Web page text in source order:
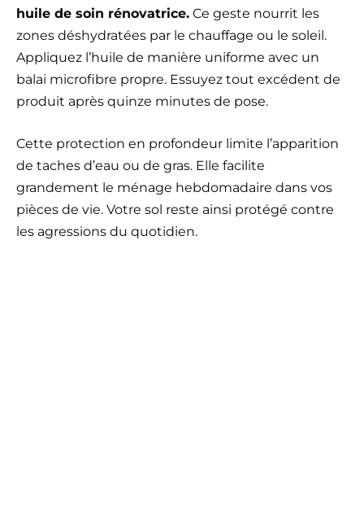
huile de soin rénovatrice. Ce geste nourrit les
zones déshydratées par le chauffage ou le soleil.
Appliquez l’huile de manière uniforme avec un
balai microfibre propre. Essuyez tout excédent de
produit après quinze minutes de pose.
Cette protection en profondeur limite l’apparition
de taches d’eau ou de gras. Elle facilite
grandement le ménage hebdomadaire dans vos
pièces de vie. Votre sol reste ainsi protégé contre
les agressions du quotidien.